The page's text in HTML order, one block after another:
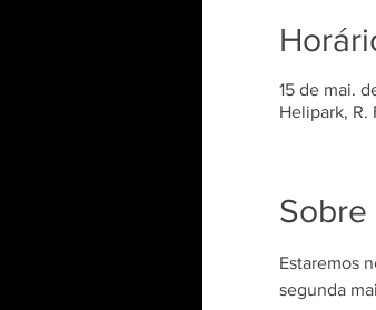
15 de mai.
Helipark, R.
Estaremos
segunda